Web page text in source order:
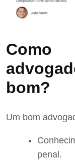
bom?
Um bom
penal.